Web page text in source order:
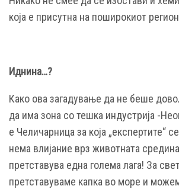
која е присутна на поширокиот
Иднина…?
Како ова загадување да не беше
да има зона со тешка индустрија -
е Челичарница за која „експертите“
нема влијание врз животната
претставува една голема лага! За
претставуваме капка во море и